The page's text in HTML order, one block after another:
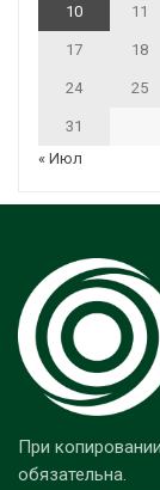
10 11
17 18
24 25
31
« Июл
При
обязательна.